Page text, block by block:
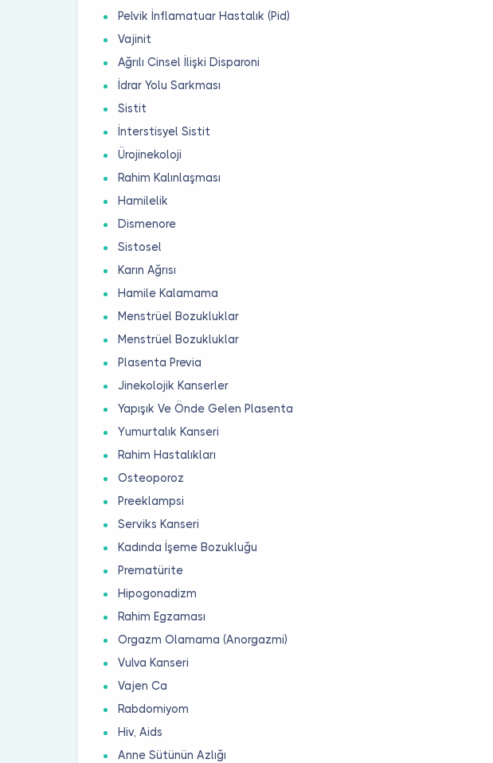
Pelvik İnflamatuar Hastalık (Pid)
Vajinit
Ağrılı Cinsel İlişki Disparoni
İdrar Yolu Sarkması
Sistit
İnterstisyel Sistit
Ürojinekoloji
Rahim Kalınlaşması
Hamilelik
Dismenore
Sistosel
Karın Ağrısı
Hamile Kalamama
Menstrüel Bozukluklar
Menstrüel Bozukluklar
Plasenta Previa
Jinekolojik Kanserler
Yapışık Ve Önde Gelen Plasenta
Yumurtalık Kanseri
Rahim Hastalıkları
Osteoporoz
Preeklampsi
Serviks Kanseri
Kadında İşeme Bozukluğu
Prematürite
Hipogonadizm
Rahim Egzaması
Orgazm Olamama (Anorgazmi)
Vulva Kanseri
Vajen Ca
Rabdomiyom
Hiv, Aids
Anne Sütünün Azlığı